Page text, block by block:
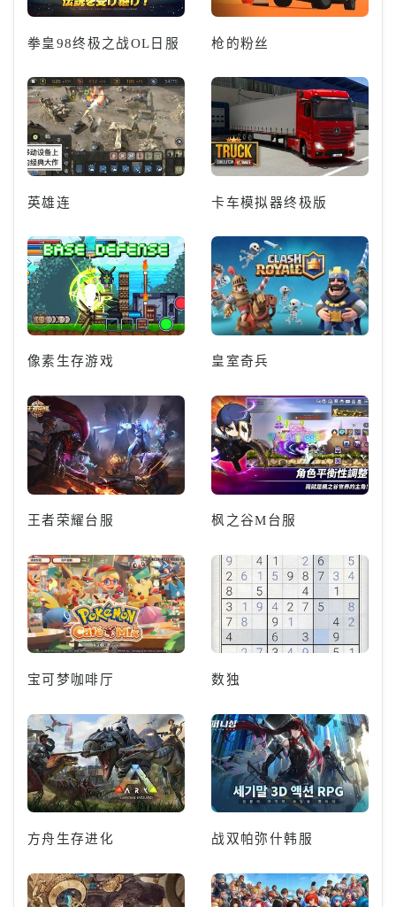
拳皇98终极之战OL日服 枪的粉丝
英雄连 卡车模拟器终极版
像素生存游戏 皇室奇兵
王者荣耀台服 枫之谷M台服
宝可梦咖啡厅 数独
方舟生存进化 战双帕弥什韩服